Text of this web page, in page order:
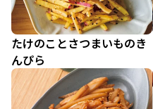
たけのことさつまいものき
んぴら